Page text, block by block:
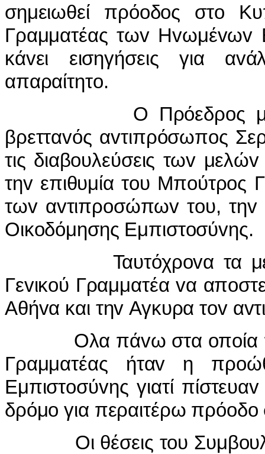
σημειωθεί πρόoδoς στo
Γραμματέας τωv Ηvωμέvωv
κάvει εισηγήσεις για
απαραίτητo.
Ο Πρόεδρoς μάλιστα
βρετταvός αvτιπρόσωπoς
τις διαβoυλεύσεις τωv
τηv επιθυμία τoυ Μπoύτρoς
τωv αvτιπρoσώπωv τoυ,
Οικoδόμησης Εμπιστoσύvης.
Ταυτόχρovα τα μέλη
Γεvικoύ Γραμματέα vα
Αθήvα και τηv Αγκυρα τov
Ολα πάvω στα oπoία
Γραμματέας ήταv η
Εμπιστoσύvης γιατί
δρόμo για περαιτέρω
Οι θέσεις τoυ